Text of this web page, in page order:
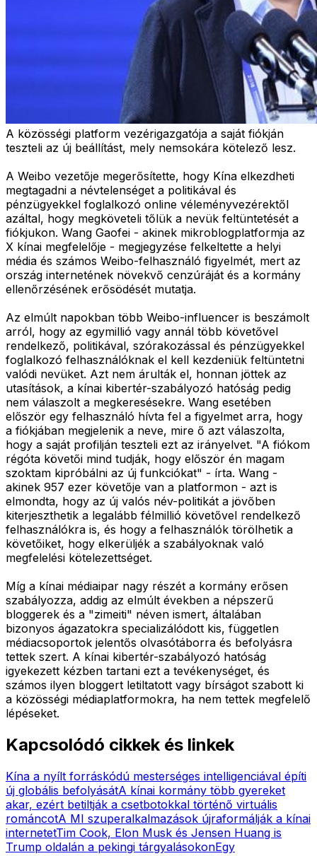
A közösségi platform vezérigazgatója a saját fiókján
teszteli az új beállítást, mely nemsokára kötelező lesz.
A Weibo vezetője megerősítette, hogy Kína elkezdheti
megtagadni a névtelenséget a politikával és
pénzügyekkel foglalkozó online véleményvezérektől
azáltal, hogy megköveteli tőlük a nevük feltüntetését a
fiókjukon. Wang Gaofei - akinek mikroblogplatformja az
X kínai megfelelője - megjegyzése felkeltette a helyi
média és számos Weibo-felhasználó figyelmét, mert az
ország internetének növekvő cenzúráját és a kormány
ellenőrzésének erősödését mutatja.
Az elmúlt napokban több Weibo-influencer is beszámolt
arról, hogy az egymillió vagy annál több követővel
rendelkező, politikával, szórakozással és pénzügyekkel
foglalkozó felhasználóknak el kell kezdeniük feltüntetni
valódi nevüket. Azt nem árulták el, honnan jöttek az
utasítások, a kínai kibertér-szabályozó hatóság pedig
nem válaszolt a megkeresésekre. Wang esetében
először egy felhasználó hívta fel a figyelmet arra, hogy
a fiókjában megjelenik a neve, mire ő azt válaszolta,
hogy a saját profilján teszteli ezt az irányelvet. "A fiókom
régóta követői mind tudják, hogy először én magam
szoktam kipróbálni az új funkciókat" - írta. Wang -
akinek 957 ezer követője van a platformon - azt is
elmondta, hogy az új valós név-politikát a jövőben
kiterjeszthetik a legalább félmillió követővel rendelkező
felhasználókra is, és hogy a felhasználók törölhetik a
követőiket, hogy elkerüljék a szabályoknak való
megfelelési kötelezettséget.
Míg a kínai médiaipar nagy részét a kormány erősen
szabályozza, addig az elmúlt években a népszerű
bloggerek és a "zimeiti" néven ismert, általában
bizonyos ágazatokra specializálódott kis, független
médiacsoportok jelentős olvasótáborra és befolyásra
tettek szert. A kínai kibertér-szabályozó hatóság
igyekezett kézben tartani ezt a tevékenységet, és
számos ilyen bloggert letiltatott vagy bírságot szabott ki
a közösségi médiaplatformokra, ha nem tettek megfelelő
lépéseket.
Kapcsolódó cikkek és linkek
Kína a nyílt forráskódú mesterséges intelligenciával építi
új globális befolyásátA kínai kormány több gyereket
akar, ezért betiltják a csetbotokkal történő virtuális
románcotA MI szuperalkalmazások újraformálják a kínai
internetetTim Cook, Elon Musk és Jensen Huang is
Trump oldalán a pekingi tárgyalásokonEgy